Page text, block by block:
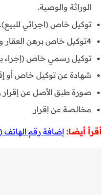
الوراثة والوصية.
توكيل خاص (اجرائي للبيع).
4توكيل خاص برهن العقار وإعطاء الكفالات .
توكيل رسمي خاص (إجراء
شهادة عن توكيل خاص أو
صورة طبق الأصل عن
مخالصة عن إقرار
أقرأ أيضا: إضافة رقم الهاتف